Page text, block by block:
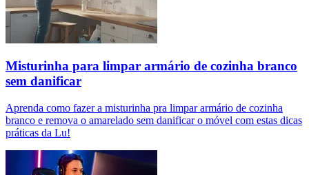
Misturinha para limpar armário de cozinha branco
sem danificar
Aprenda como fazer a misturinha pra limpar armário de cozinha
branco e remova o amarelado sem danificar o móvel com estas dicas
práticas da Lu!